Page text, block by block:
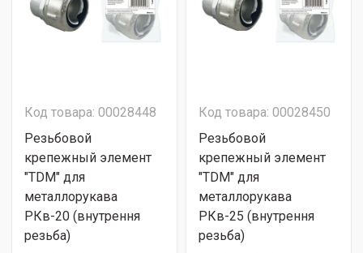
Код товара: 00028448
Резьбовой
крепежный элемент
"TDM" для
металлорукава
РКв-20 (внутрення
резьба)
Код товара: 00028450
Резьбовой
крепежный элемент
"TDM" для
металлорукава
РКв-25 (внутрення
резьба)